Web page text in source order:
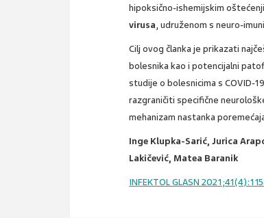
hipoksično-ishemijskim
virusa, udruženom s neuro-
Cilj ovog članka je prikazati
bolesnika kao i potencijalni
studije o bolesnicima s COVID-
razgraničiti specifične
mehanizam nastanka
Inge Klupka-Sarić, Jurica
Lakičević, Matea Baranik
INFEKTOL GLASN